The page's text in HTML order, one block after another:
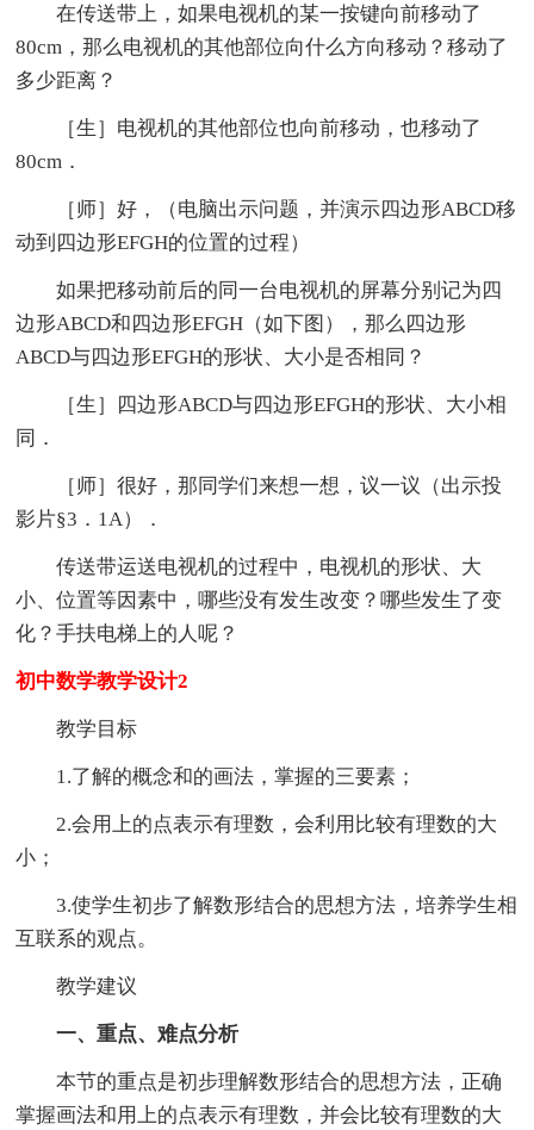
在传送带上，如果电视机的某一按键向前移动了
80cm，那么电视机的其他部位向什么方向移动？移动了
多少距离？
［生］电视机的其他部位也向前移动，也移动了
80cm．
［师］好，（电脑出示问题，并演示四边形ABCD移
动到四边形EFGH的位置的过程）
如果把移动前后的同一台电视机的屏幕分别记为四
边形ABCD和四边形EFGH （如下图），那么四边形
ABCD与四边形EFGH的形状、大小是否相同？
［生］四边形ABCD与四边形EFGH的形状、大小相
同．
［师］很好，那同学们来想一想，议一议（出示投
影片§3．1A）．
传送带运送电视机的过程中，电视机的形状、大
小、位置等因素中，哪些没有发生改变？哪些发生了变
化？手扶电梯上的人呢？
初中数学教学设计2
教学目标
1.了解的概念和的画法，掌握的三要素；
2.会用上的点表示有理数，会利用比较有理数的大
小；
3.使学生初步了解数形结合的思想方法，培养学生相
互联系的观点。
教学建议
一、重点、难点分析
本节的重点是初步理解数形结合的思想方法，正确
掌握画法和用上的点表示有理数，并会比较有理数的大